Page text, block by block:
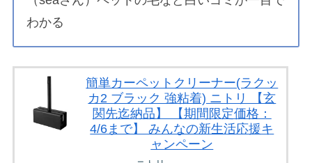
わかる
簡単カーペットクリーナー(ラクッ
カ2 ブラック 強粘着) ニトリ 【玄
関先迄納品】 【期間限定価格：
4/6まで】 みんなの新生活応援キ
ャンペーン